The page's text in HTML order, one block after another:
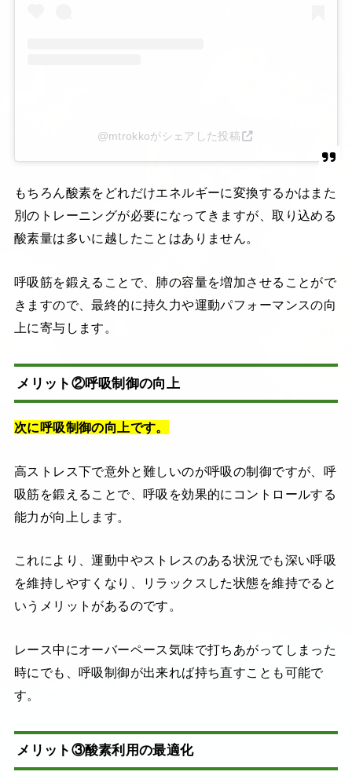
@mtrokkoがシェアした投稿
もちろん酸素をどれだけエネルギーに変換するかはまた
別のトレーニングが必要になってきますが、取り込める
酸素量は多いに越したことはありません。
呼吸筋を鍛えることで、肺の容量を増加させることがで
きますので、最終的に持久力や運動パフォーマンスの向
上に寄与します。
メリット②呼吸制御の向上
次に呼吸制御の向上です。
高ストレス下で意外と難しいのが呼吸の制御ですが、呼
吸筋を鍛えることで、呼吸を効果的にコントロールする
能力が向上します。
これにより、運動中やストレスのある状況でも深い呼吸
を維持しやすくなり、リラックスした状態を維持でると
いうメリットがあるのです。
レース中にオーバーペース気味で打ちあがってしまった
時にでも、呼吸制御が出来れば持ち直すことも可能で
す。
メリット③酸素利用の最適化